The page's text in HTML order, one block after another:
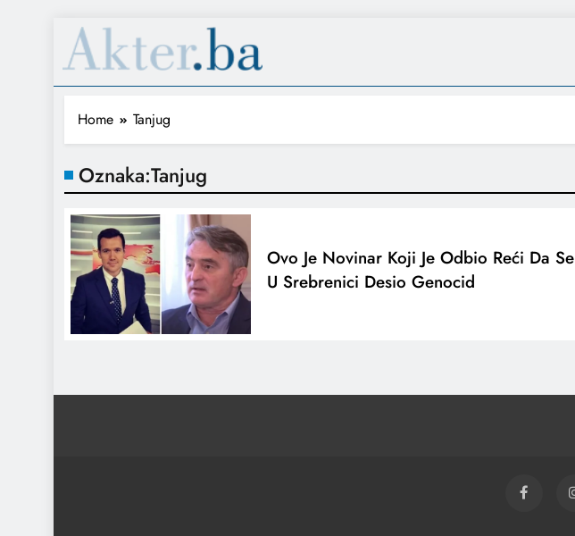
Home Tanjug
Oznaka:Tanjug
Ovo Je Novinar Koji Je Odbio Reći Da Se
U Srebrenici Desio Genocid